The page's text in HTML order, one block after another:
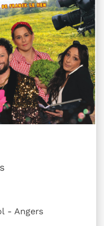
- Angers